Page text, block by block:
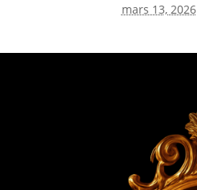
mars 13, 2026